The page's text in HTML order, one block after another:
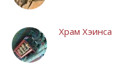
Храм Хэинса